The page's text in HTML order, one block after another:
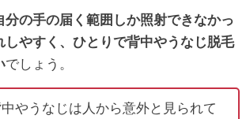
分の手の届く範囲しか照射できなかっ
しやすく、ひとりで背中やうなじ脱毛
でしょう。
やうなじは人から意外と見られて